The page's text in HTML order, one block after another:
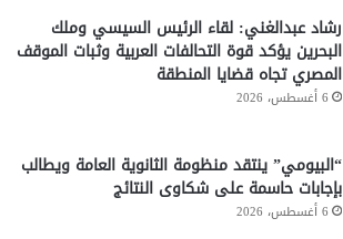
رشاد عبدالغني: لقاء الرئيس السيسي وملك
البحرين يؤكد قوة التحالفات العربية وثبات الموقف
المصري تجاه قضايا المنطقة
6 أغسطس، 2026
“البيومي” ينتقد منظومة الثانوية العامة ويطالب
بإجابات حاسمة على شكاوى النتائج
6 أغسطس، 2026